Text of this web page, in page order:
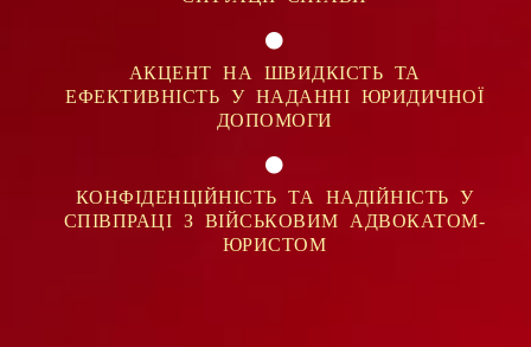
АКЦЕНТ НА ШВИДКІСТЬ ТА
ЕФЕКТИВНІСТЬ У НАДАННІ ЮРИДИЧНОЇ
ДОПОМОГИ
КОНФІДЕНЦІЙНІСТЬ ТА НАДІЙНІСТЬ У
СПІВПРАЦІ З ВІЙСЬКОВИМ АДВОКАТОМ-
ЮРИСТОМ